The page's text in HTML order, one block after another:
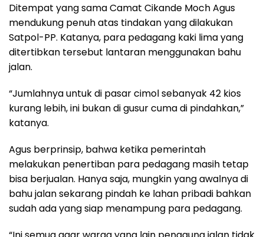
Ditempat yang sama Camat Cikande Moch Agus
mendukung penuh atas tindakan yang dilakukan
Satpol-PP. Katanya, para pedagang kaki lima yang
ditertibkan tersebut lantaran menggunakan bahu
jalan.
“Jumlahnya untuk di pasar cimol sebanyak 42 kios
kurang lebih, ini bukan di gusur cuma di pindahkan,”
katanya.
Agus berprinsip, bahwa ketika pemerintah
melakukan penertiban para pedagang masih tetap
bisa berjualan. Hanya saja, mungkin yang awalnya di
bahu jalan sekarang pindah ke lahan pribadi bahkan
sudah ada yang siap menampung para pedagang.